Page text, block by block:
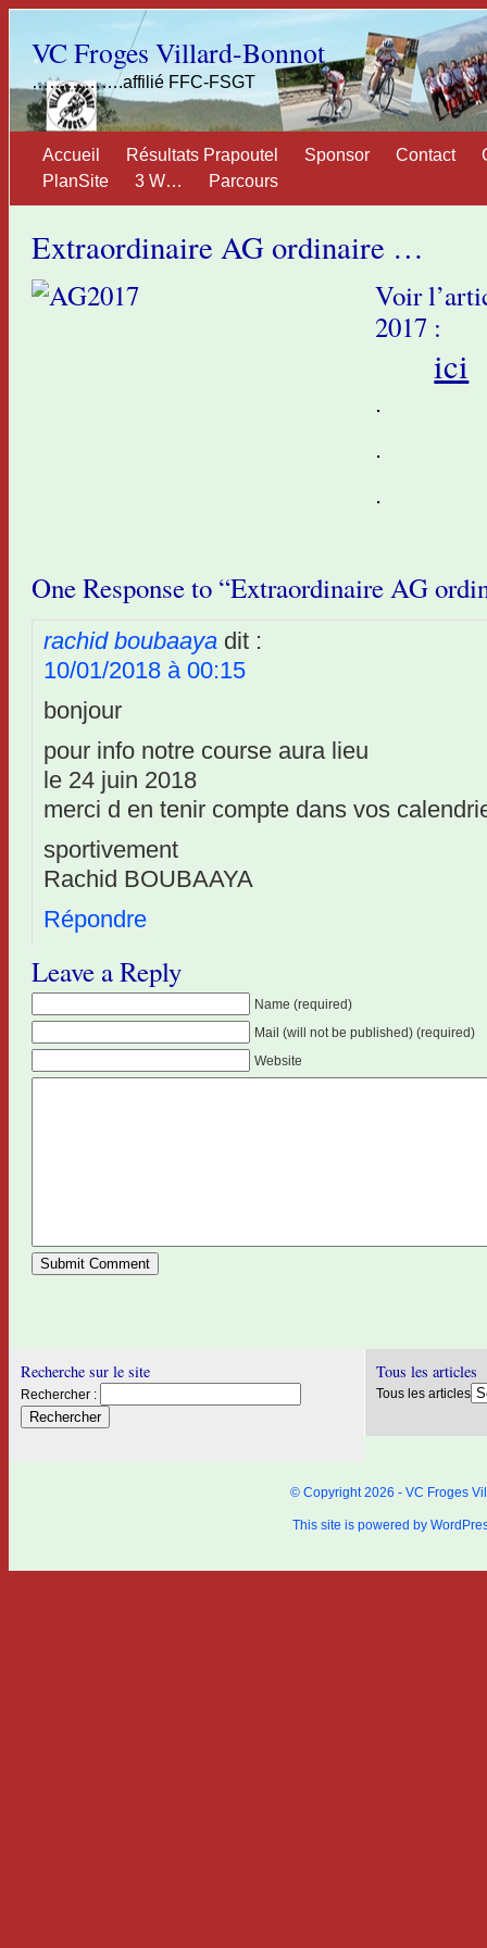
VC Froges Villard-Bonnot
…………….affilié FFC-FSGT
Accueil Résultats Prapoutel Sponsor Contact
PlanSite
3 W… Parcours
Extraordinaire AG ordinaire …
Voir
2017 :
ici
.
.
.
One Response to “Extraordinaire AG
rachid boubaaya dit :
10/01/2018 à 00:15
bonjour
pour info notre course aura lieu
le 24 juin 2018
merci d en tenir compte dans vos
sportivement
Rachid BOUBAAYA
Répondre
Leave a Reply
Name (required)
Mail (will not be published) (required)
Website
Recherche sur le site
Rechercher :
Tous les articles
Tous les articles
© Copyright 2026 - VC Froges
This site is powered by